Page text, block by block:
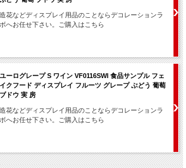
造花などディスプレイ用品のことならデコレーションラ
ボへお任せ下さい。ご購入はこちら
ユーログレープ S ワイン VF0116SWI 食品サンプル フェ
イクフード ディスプレイ フルーツ グレープ ぶどう 葡萄
ブドウ 実 房
造花などディスプレイ用品のことならデコレーションラ
ボへお任せ下さい。ご購入はこちら